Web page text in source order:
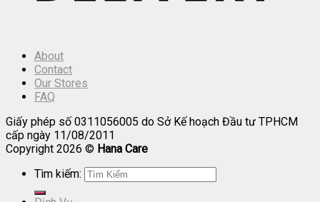
About
Contact
Our Stores
FAQ
Giấy phép số 0311056005 do Sở Kế hoạch Đầu tư TPHCM
cấp ngày 11/08/2011
Copyright 2026 © Hana Care
Tìm kiếm: